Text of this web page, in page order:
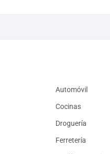
Automóvil
Cocinas
Droguería
Ferretería